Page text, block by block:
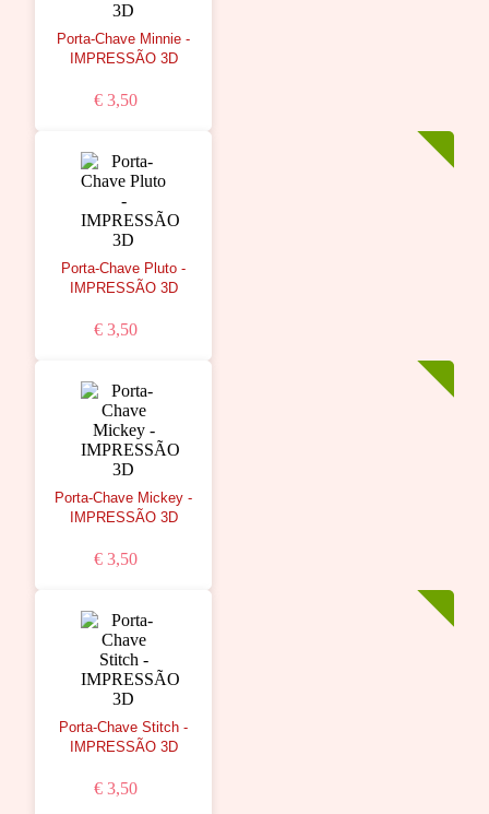
Porta-Chave Minnie -
IMPRESSÃO 3D
€ 3,50
Porta-Chave Pluto -
IMPRESSÃO 3D
€ 3,50
Porta-Chave Mickey -
IMPRESSÃO 3D
€ 3,50
Porta-Chave Stitch -
IMPRESSÃO 3D
€ 3,50